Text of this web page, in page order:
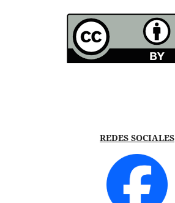
REDES SOCIALES